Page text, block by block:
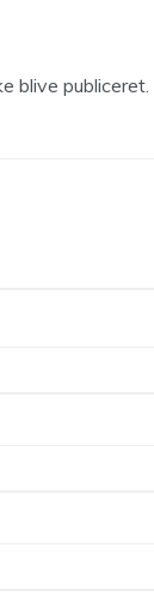
blive publiceret.